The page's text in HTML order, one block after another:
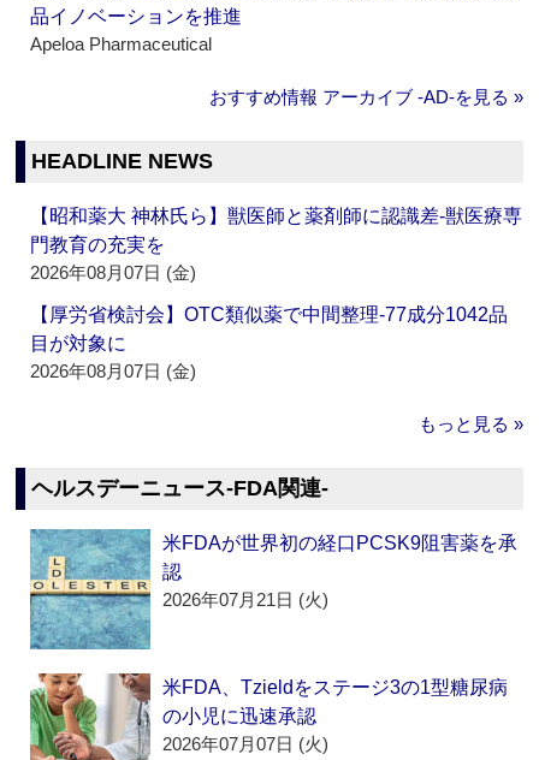
品イノベーションを推進
Apeloa Pharmaceutical
おすすめ情報 アーカイブ ‐AD‐を見る »
HEADLINE NEWS
【昭和薬大 神林氏ら】獣医師と薬剤師に認識差‐獣医療専
門教育の充実を
2026年08月07日 (金)
【厚労省検討会】OTC類似薬で中間整理‐77成分1042品
目が対象に
2026年08月07日 (金)
もっと見る »
ヘルスデーニュース‐FDA関連‐
米FDAが世界初の経口PCSK9阻害薬を承
認
2026年07月21日 (火)
米FDA、Tzieldをステージ3の1型糖尿病
の小児に迅速承認
2026年07月07日 (火)